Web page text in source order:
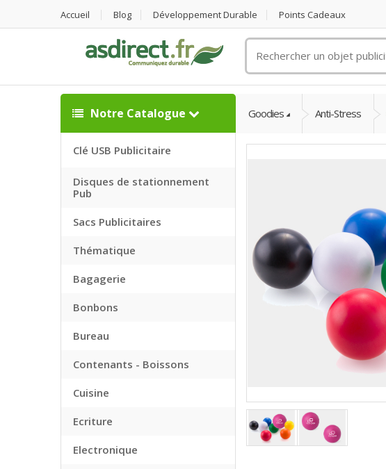
Accueil Blog Développement Durable Points Cadeaux
un
objet
publicitaire
Notre Catalogue
Clé USB Publicitaire
Disques de stationnement
Pub
Sacs Publicitaires
Thématique
Bagagerie
Bonbons
Bureau
Contenants - Boissons
Cuisine
Ecriture
Electronique
Goodies Anti-Stress